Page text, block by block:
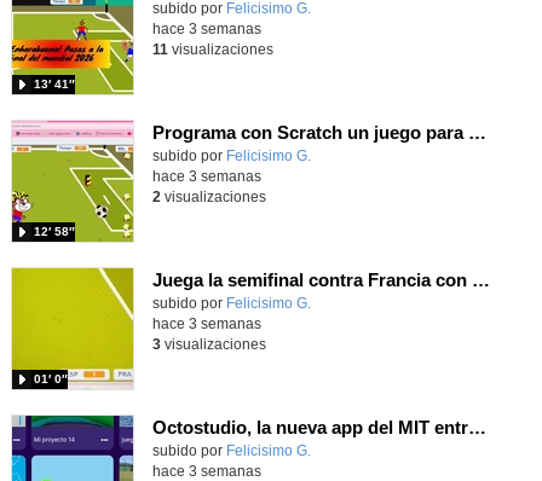
Contenido educativo.
subido por Felicisimo G.
13′ 41″
hace 3 semanas
11 visualizaciones
Programa con Scratch un juego para vivir la emoción del partido de España contra Belgica
Contenido educativo.
subido por Felicisimo G.
12′ 58″
hace 3 semanas
2 visualizaciones
Juega la semifinal contra Francia con un juego utilizando el ángulo para centrar a Nico Williams
Contenido educativo.
subido por Felicisimo G.
01′ 0″
hace 3 semanas
3visualizaciones
Octostudio, la nueva app del MIT entre Scratch Jr y el Scratch de los mayores
Contenido educativo.
subido por Felicisimo G.
hace 3 semanas